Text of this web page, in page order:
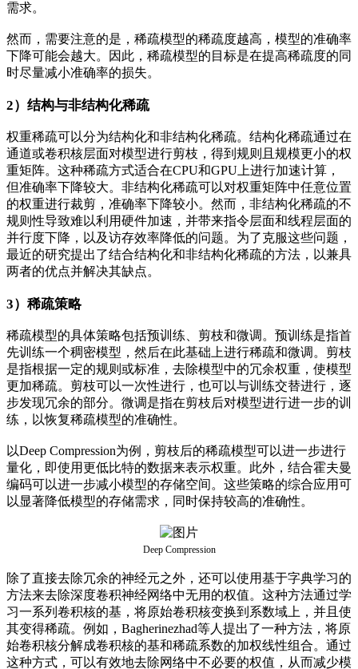
需求。
然而，需要注意的是，稀疏模型的稀疏度越高，模型的准确率
下降可能会越大。因此，稀疏模型的目标是在提高稀疏度的同
时尽量减小准确率的损失。
2）结构与非结构化稀疏
权重稀疏可以分为结构化和非结构化稀疏。结构化稀疏通过在
通道或卷积核层面对模型进行剪枝，得到规则且规模更小的权
重矩阵。这种稀疏方式适合在CPU和GPU上进行加速计算，
但准确率下降较大。非结构化稀疏可以对权重矩阵中任意位置
的权重进行裁剪，准确率下降较小。然而，非结构化稀疏的不
规则性导致难以利用硬件加速，并带来指令层面和线程层面的
并行度下降，以及访存效率降低的问题。为了克服这些问题，
最近的研究提出了结合结构化和非结构化稀疏的方法，以兼具
两者的优点并解决其缺点。
3）稀疏策略
稀疏模型的具体策略包括预训练、剪枝和微调。预训练是指首
先训练一个稠密模型，然后在此基础上进行稀疏和微调。剪枝
是指根据一定的规则或标准，去除模型中的冗余权重，使模型
更加稀疏。剪枝可以一次性进行，也可以与训练交替进行，逐
步发现冗余的部分。微调是指在剪枝后对模型进行进一步的训
练，以恢复稀疏模型的准确性。
以Deep Compression为例，剪枝后的稀疏模型可以进一步进行
量化，即使用更低比特的数据来表示权重。此外，结合霍夫曼
编码可以进一步减小模型的存储空间。这些策略的综合应用可
以显著降低模型的存储需求，同时保持较高的准确性。
Deep Compression
除了直接去除冗余的神经元之外，还可以使用基于字典学习的
方法来去除深度卷积神经网络中无用的权值。这种方法通过学
习一系列卷积核的基，将原始卷积核变换到系数域上，并且使
其变得稀疏。例如，Bagherinezhad等人提出了一种方法，将原
始卷积核分解成卷积核的基和稀疏系数的加权线性组合。通过
这种方式，可以有效地去除网络中不必要的权值，从而减少模